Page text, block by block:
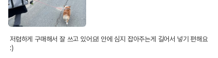
저렴하게 구매해서 잘 쓰고 있어요! 안에 심지 잡아주는게 길어서 넣기 편해요
:)